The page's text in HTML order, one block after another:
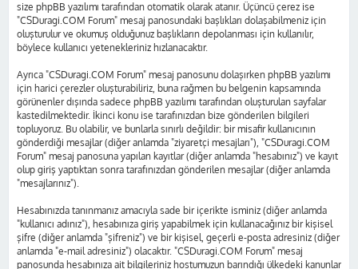
size phpBB yazılımı tarafından otomatik olarak atanır. Üçüncü çerez ise
"CSDuragi.COM Forum" mesaj panosundaki başlıkları dolaşabilmeniz için
oluşturulur ve okumuş olduğunuz başlıkların depolanması için kullanılır,
böylece kullanıcı yetenekleriniz hızlanacaktır.
Ayrıca "CSDuragi.COM Forum" mesaj panosunu dolaşırken phpBB yazılımı
için harici çerezler oluşturabiliriz, buna rağmen bu belgenin kapsamında
görünenler dışında sadece phpBB yazılımı tarafından oluşturulan sayfalar
kastedilmektedir. İkinci konu ise tarafınızdan bize gönderilen bilgileri
topluyoruz. Bu olabilir, ve bunlarla sınırlı değildir: bir misafir kullanıcının
gönderdiği mesajlar (diğer anlamda "ziyaretçi mesajları"), "CSDuragi.COM
Forum" mesaj panosuna yapılan kayıtlar (diğer anlamda "hesabınız") ve kayıt
olup giriş yaptıktan sonra tarafınızdan gönderilen mesajlar (diğer anlamda
"mesajlarınız").
Hesabınızda tanınmanız amacıyla sade bir içerikte isminiz (diğer anlamda
"kullanıcı adınız"), hesabınıza giriş yapabilmek için kullanacağınız bir kişisel
şifre (diğer anlamda "şifreniz") ve bir kişisel, geçerli e-posta adresiniz (diğer
anlamda "e-mail adresiniz") olacaktır. "CSDuragi.COM Forum" mesaj
panosunda hesabınıza ait bilgileriniz hostumuzun barındığı ülkedeki kanunlar